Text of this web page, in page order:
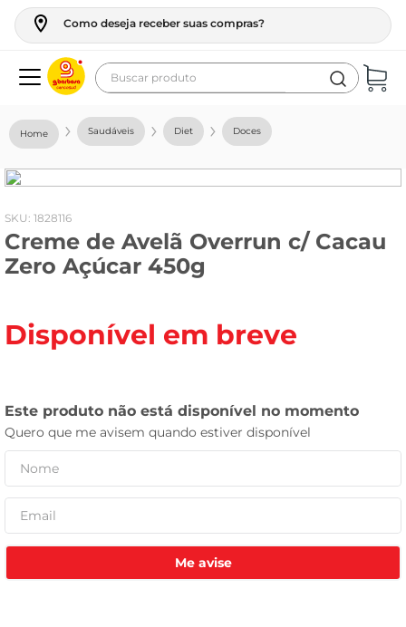
Como deseja receber suas compras?
Buscar produto
Saudáveis Diet Doces
: 1828116
Creme de Avelã Overrun c/ Cacau
Zero Açúcar 450g
Disponível em breve
Me avise
geladeira
fogao
café
cerveja
leite
celular